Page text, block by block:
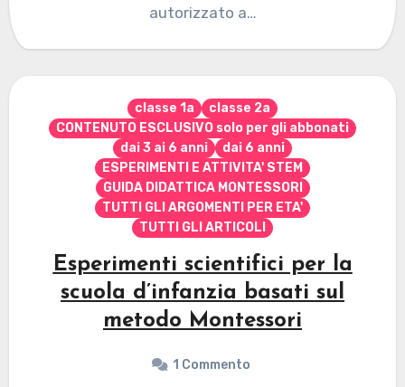
autorizzato a…
classe 1a
classe 2a
CONTENUTO ESCLUSIVO solo per gli abbonati
dai 3 ai 6 anni
dai 6 anni
ESPERIMENTI E ATTIVITA' STEM
GUIDA DIDATTICA MONTESSORI
TUTTI GLI ARGOMENTI PER ETA'
TUTTI GLI ARTICOLI
Esperimenti scientifici per la
scuola d’infanzia basati sul
metodo Montessori
1 Commento